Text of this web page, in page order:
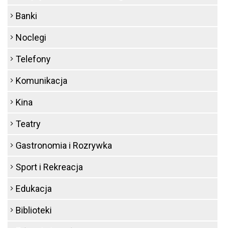
Banki
Noclegi
Telefony
Komunikacja
Kina
Teatry
Gastronomia i Rozrywka
Sport i Rekreacja
Edukacja
Biblioteki